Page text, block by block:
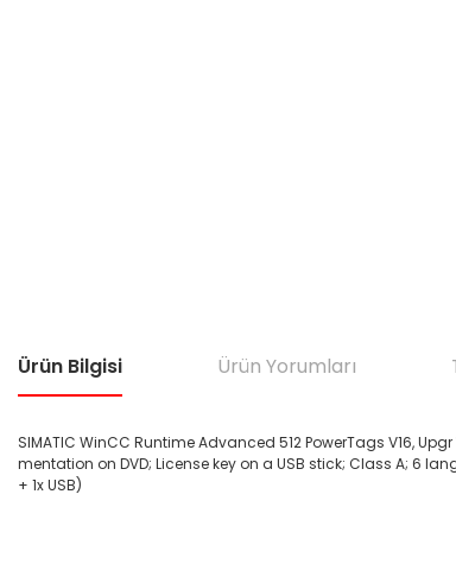
Ürün Bilgisi Ürün Yorumları
SIMATIC WinCC Runtime Advanced 512 PowerTags V16,
mentation on DVD; License key on a USB stick; Class A; 6
+ 1x USB)